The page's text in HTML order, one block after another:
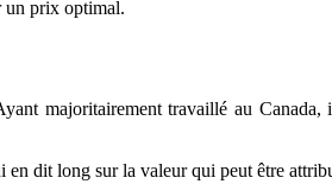
un prix optimal.
majoritairement travaillé au
dit long sur la valeur qui peut être